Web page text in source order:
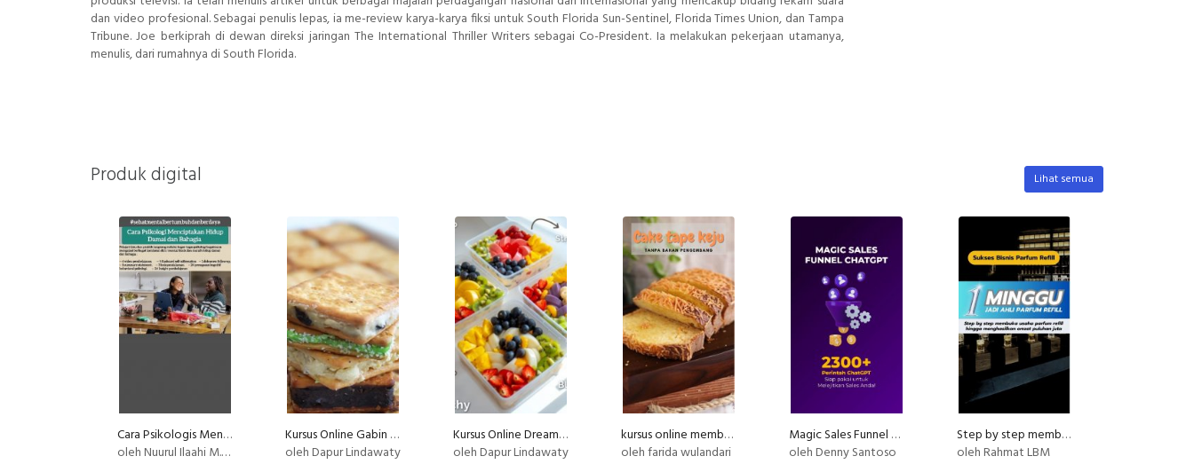
dan video profesional. Sebagai penulis lepas, ia me-review karya-karya fiksi untuk South Florida Sun-Sentinel, Florida Times Union, dan Tampa
Tribune. Joe berkiprah di dewan direksi jaringan The International Thriller Writers sebagai Co-President. Ia melakukan pekerjaan utamanya,
menulis, dari rumahnya di South Florida.
Produk digital Lihat semua
Cara Psikologis Menciptakan Hidup Damai dan Bahagia
oleh Nuurul Ilaahi M.Psi, Psikolog
Kursus Online Gabin Fla Dapur Lindawaty PU
oleh Dapur Lindawaty
Kursus Online Dreamy Salad Buah Dapur Lindawaty PU
oleh Dapur Lindawaty
kursus online membuat cake tanpa bahan pengembang
oleh farida wulandari
Magic Sales Funnel ChatGPT
oleh Denny Santoso
Step by step membuka usaha parfum refill
oleh Rahmat LBM